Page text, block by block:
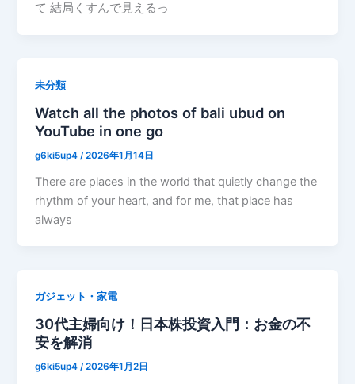
て 結局くすんで見えるっ
未分類
Watch all the photos of bali ubud on
YouTube in one go
g6ki5up4 /2026年1月14日
There are places in the world that quietly change the
rhythm of your heart, and for me, that place has
always
ガジェット・家電
30代主婦向け！日本株投資入門：お金の不
安を解消
g6ki5up4/2026年1月2日